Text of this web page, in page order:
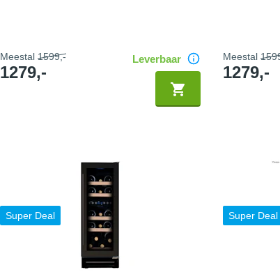
Meestal 1599,-
1279,-
Leverbaar Meestal
1279,-
Super Deal Super Deal